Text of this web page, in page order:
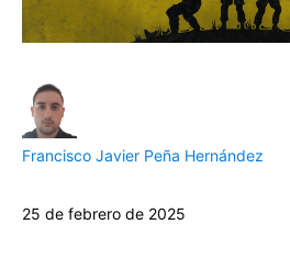
Francisco Javier Peña Hernández
25 de febrero de 2025